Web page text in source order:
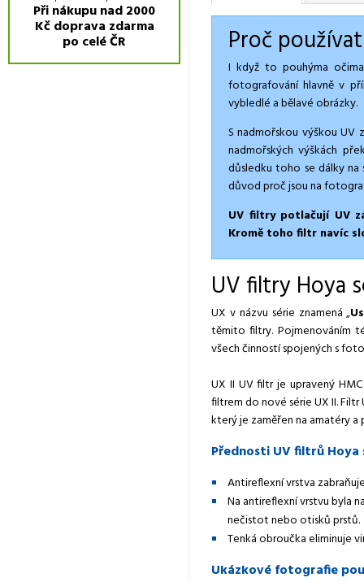
Proč
I když to pouhýma
fotografování hlavně v
vybledlé a bělavé obrázky.
S nadmořskou výškou UV
nadmořských výškách
důsledku toho se dálky
důvod proč jsou na
UV filtry potlačují UV
Kromě toho filtr navíc
UV filtry Hoya
UX v názvu série znamená „
těmito filtry. Pojmenováním
všech činností spojených s
UX II UV filtr je upravený
filtrem do nové série UX II.
který je zaměřen na amatéry
Přednosti UV filtrů Hoya
Antireflexní vrstva
Na antireflexní vrstvu byla
nečistot nebo otisků prstů.
Tenká obroučka eliminuje
Ukázkové fotografie
Při nákupu nad 2000
Kč doprava zdarma
po celé ČR